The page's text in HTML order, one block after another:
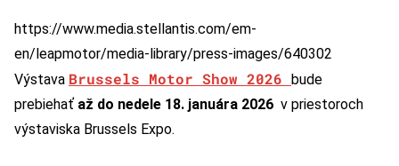
https://www.media.stellantis.com/em-
en/leapmotor/media-library/press-images/640302
Výstava Brussels Motor Show 2026
bude
prebiehať až do nedele 18. januára 2026 v priestoroch
výstaviska Brussels Expo.